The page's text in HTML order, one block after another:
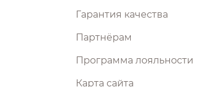
Гарантия качества
Партнёрам
Программа лояльности
Карта сайта